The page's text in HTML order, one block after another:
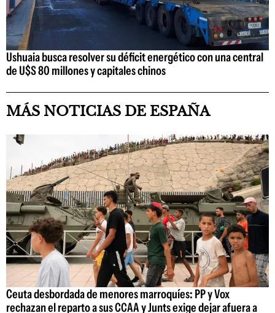
Ushuaia busca resolver su déficit energético con una central
de U$S 80 millones y capitales chinos
MÁS NOTICIAS DE ESPAÑA
Ceuta desbordada de menores marroquíes: PP y Vox
rechazan el reparto a sus CCAA y Junts exige dejar afuera a